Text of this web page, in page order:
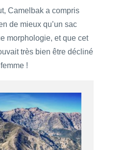
Camelbak a compris
de mieux qu’un sac
morphologie, et que cet
très bien être décliné
!